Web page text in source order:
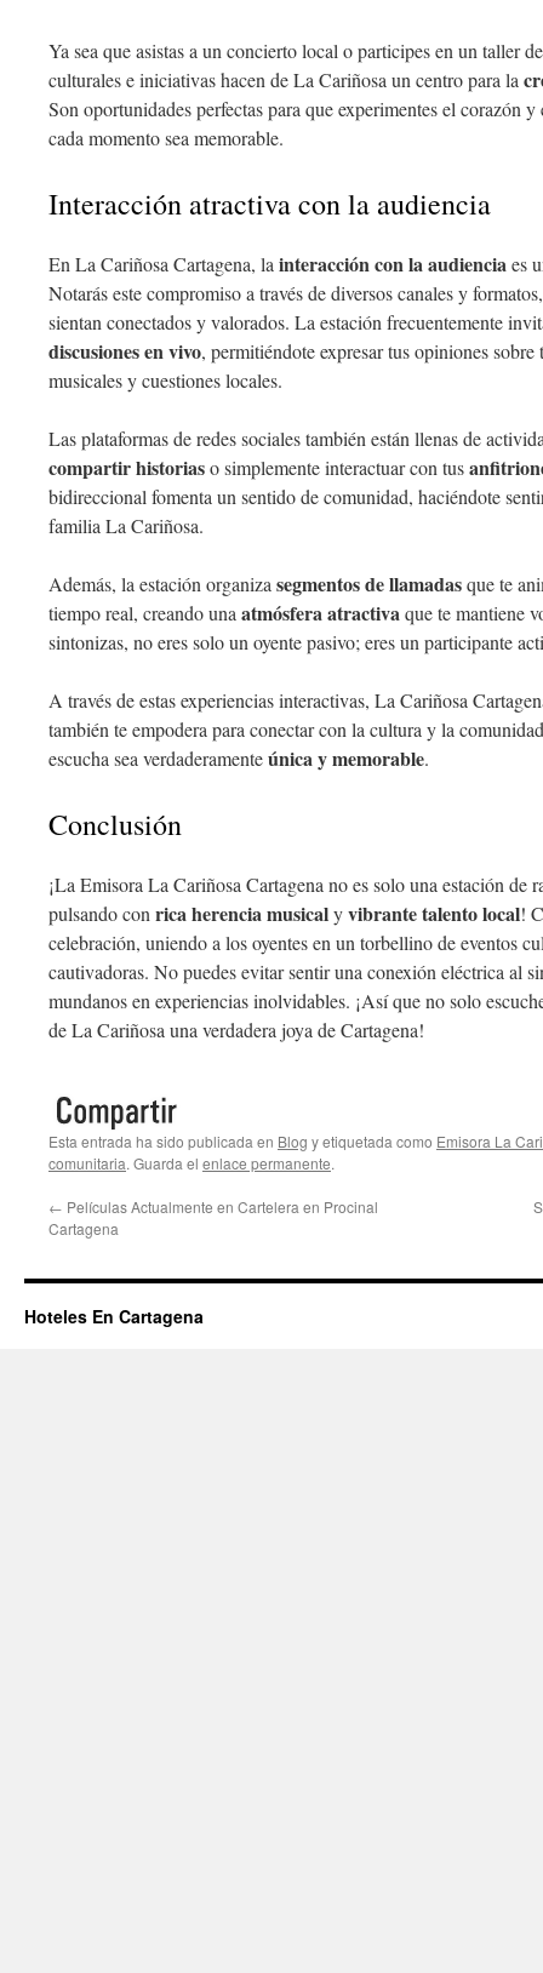
Ya sea que asistas a un concierto local o participes en un taller
culturales e iniciativas hacen de La Cariñosa un centro para la
Son oportunidades perfectas para que experimentes el corazón
cada momento sea memorable.
Interacción atractiva con la audiencia
En La Cariñosa Cartagena, la interacción con la audienciaes
Notarás este compromiso a través de diversos canales y
sientan conectados y valorados. La estación frecuentemente
discusiones en vivo, permitiéndote expresar tus opiniones sobre
musicales y cuestiones locales.
Las plataformas de redes sociales también están llenas de
compartir historiaso simplemente interactuar con tus
bidireccional fomenta un sentido de comunidad, haciéndote
familia La Cariñosa.
Además, la estación organiza segmentos de llamadasque te
tiempo real, creando una atmósfera atractivaque te mantiene
sintonizas, no eres solo un oyente pasivo; eres un participante
A través de estas experiencias interactivas, La Cariñosa
también te empodera para conectar con la cultura y la
escucha sea verdaderamenteúnica y memorable.
Conclusión
¡La Emisora La Cariñosa Cartagena no es solo una estación de
pulsando con rica herencia musicalyvibrante talento local!
celebración, uniendo a los oyentes en un torbellino de eventos
cautivadoras. No puedes evitar sentir una conexión eléctrica al
mundanos en experiencias inolvidables. ¡Así que no solo
de La Cariñosa una verdadera joya de Cartagena!
Esta entrada ha sido publicada en Blog y etiquetada como Emisora La
comunitaria. Guarda el enlace permanente.
← Películas Actualmente en Cartelera en Procinal
Cartagena
Hoteles En Cartagena